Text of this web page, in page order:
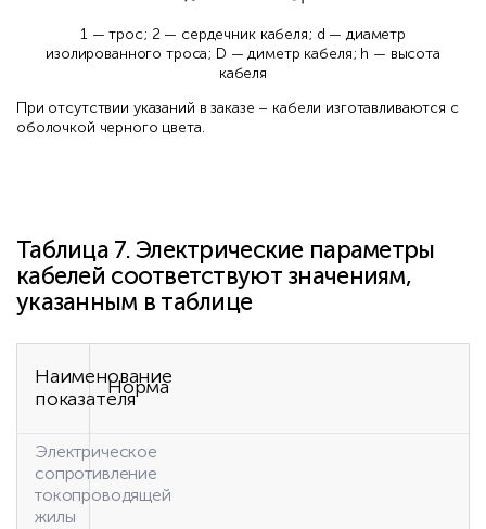
1 — трос; 2 — сердечник кабеля; d — диаметр
изолированного троса; D — диметр кабеля; h — высота
кабеля
При отсутствии указаний в заказе – кабели изготавливаются с
оболочкой черного цвета.
Таблица 7. Электрические параметры
кабелей соответствуют значениям,
указанным в таблице
Наименование
показателяНорма
Электрическое
сопротивление
токопроводящей
жилы